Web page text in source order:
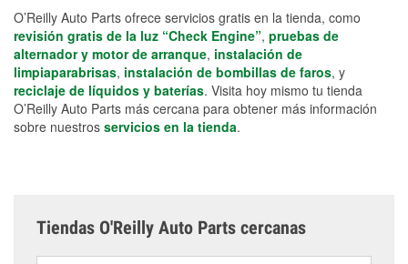
O’Reilly Auto Parts ofrece servicios gratis en la tienda, como
revisión gratis de la luz “Check Engine”, pruebas de
alternador y motor de arranque, instalación de
limpiaparabrisas, instalación de bombillas de faros, y
reciclaje de líquidos y baterías. Visita hoy mismo tu tienda
O’Reilly Auto Parts más cercana para obtener más información
sobre nuestros servicios en la tienda.
Tiendas O'Reilly Auto Parts cercanas